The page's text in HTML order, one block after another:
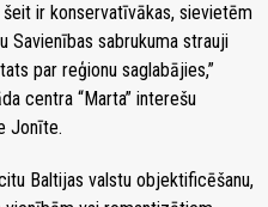
ir konservatīvākas, sievietēm
sabrukuma strauji
par reģionu saglabājies,”
centra “Marta” interešu
Jonīte.
Baltijas valstu objektificēšanu,